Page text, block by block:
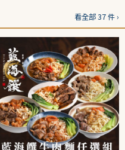
看全部 37 件 ›